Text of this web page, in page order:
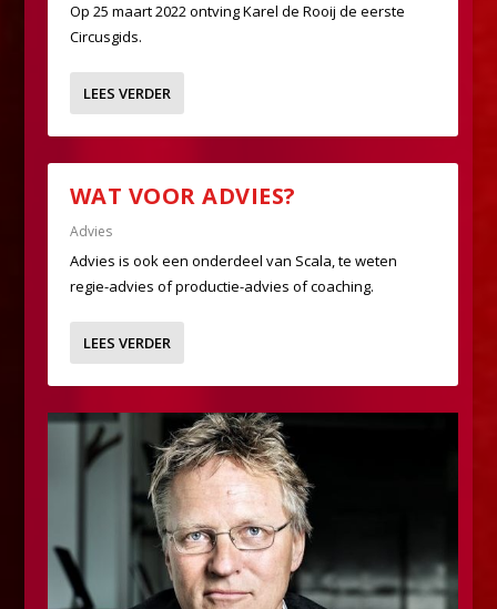
Op 25 maart 2022 ontving Karel de Rooij de eerste
Circusgids.
LEES VERDER
WAT VOOR ADVIES?
Advies
Advies is ook een onderdeel van Scala, te weten
regie-advies of productie-advies of coaching.
LEES VERDER